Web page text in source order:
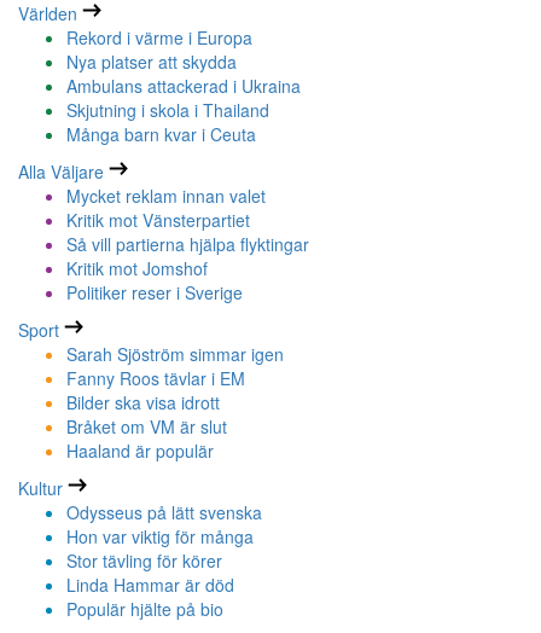
Världen
Rekord i värme i Europa
Nya platser att skydda
Ambulans attackerad i Ukraina
Skjutning i skola i Thailand
Många barn kvar i Ceuta
Alla Väljare
Mycket reklam innan valet
Kritik mot Vänsterpartiet
Så vill partierna hjälpa flyktingar
Kritik mot Jomshof
Politiker reser i Sverige
Sport
Sarah Sjöström simmar igen
Fanny Roos tävlar i EM
Bilder ska visa idrott
Bråket om VM är slut
Haaland är populär
Kultur
Odysseus på lätt svenska
Hon var viktig för många
Stor tävling för körer
Linda Hammar är död
Populär hjälte på bio